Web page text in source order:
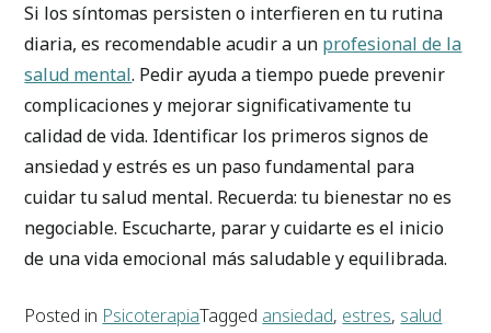
Si los síntomas persisten o interfieren en tu rutina
diaria, es recomendable acudir a un profesional de la
salud mental. Pedir ayuda a tiempo puede prevenir
complicaciones y mejorar significativamente tu
calidad de vida. Identificar los primeros signos de
ansiedad y estrés es un paso fundamental para
cuidar tu salud mental. Recuerda: tu bienestar no es
negociable. Escucharte, parar y cuidarte es el inicio
de una vida emocional más saludable y equilibrada.
Posted in PsicoterapiaTagged ansiedad, estres, salud